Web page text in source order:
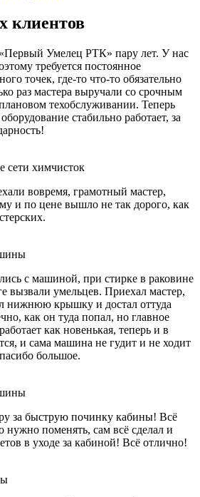
клиентов
Умелец РТК» пару лет. У нас
требуется постоянное
точек, где-то что-то обязательно
раз мастера выручали со срочным
техобслуживании. Теперь
стабильно работает, за
сети химчисток
вовремя, грамотный мастер,
и по цене вышло не так дорого, как
с машиной, при стирке в раковине
вызвали умельцев. Приехал мастер,
нижнюю крышку и достал оттуда
как он туда попал, но главное
как новенькая, теперь и в
и сама машина не гудит и не ходит
большое.
за быструю починку кабины! Всё
нужно поменять, сам всё сделал и
в уходе за кабиной! Всё отлично!